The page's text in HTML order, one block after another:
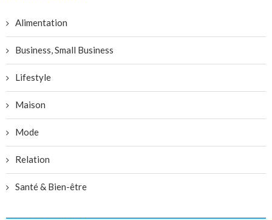
Alimentation
Business, Small Business
Lifestyle
Maison
Mode
Relation
Santé & Bien-être